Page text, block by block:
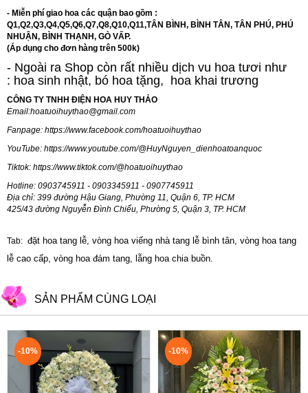
- Miễn phí giao hoa các quận bao gồm :
Q1,Q2,Q3,Q4,Q5,Q6,Q7,Q8,Q10,Q11,TÂN BÌNH, BÌNH TÂN, TÂN PHÚ, PHÚ
NHUẬN, BÌNH THẠNH, GÒ VẤP.
(Áp dụng cho đơn hàng trên 500k)
- Ngoài ra Shop còn rất nhiều dịch vu hoa tươi như
: hoa sinh nhật, bó hoa tặng, hoa khai trương
CÔNG TY TNHH ĐIỆN HOA HUY THẢO
Email:hoatuoihuythao@gmail.com
Fanpage: https://www.facebook.com/hoatuoihuythao
YouTube: https://www.youtube.com/@HuyNguyen_dienhoatoanquoc
Tiktok: https://www.tiktok.com/@hoatuoihuythao
Hotline: 0903745911 - 0903345911 - 0907745911
Địa chỉ: 399 đường Hậu Giang, Phường 11, Quận 6, TP. HCM
425/43 đường Nguyễn Đình Chiểu, Phường 5, Quận 3, TP. HCM
Tab: đặt hoa tang lễ, vòng hoa viếng nhà tang lễ bình tân, vòng hoa tang
lễ cao cấp, vòng hoa đám tang, lẵng hoa chia buồn.
SẢN PHẨM CÙNG LOẠI
-10% -10%